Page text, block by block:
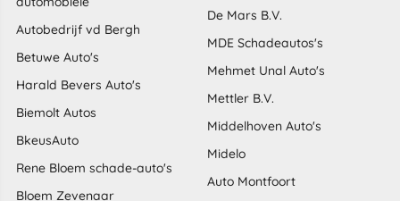
Autobedrijf vd Bergh
Betuwe Auto's
Harald Bevers Auto's
Biemolt Autos
BkeusAuto
Rene Bloem schade-auto's
Bloem Zevenaar
De Mars B.V.
MDE Schadeautos's
Mehmet Unal Auto's
Mettler B.V.
Middelhoven Auto's
Midelo
Auto Montfoort